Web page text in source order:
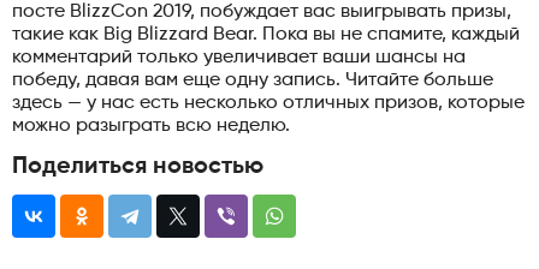
посте BlizzCon 2019, побуждает вас выигрывать призы,
такие как Big Blizzard Bear. Пока вы не спамите, каждый
комментарий только увеличивает ваши шансы на
победу, давая вам еще одну запись. Читайте больше
здесь — у нас есть несколько отличных призов, которые
можно разыграть всю неделю.
Поделиться новостью